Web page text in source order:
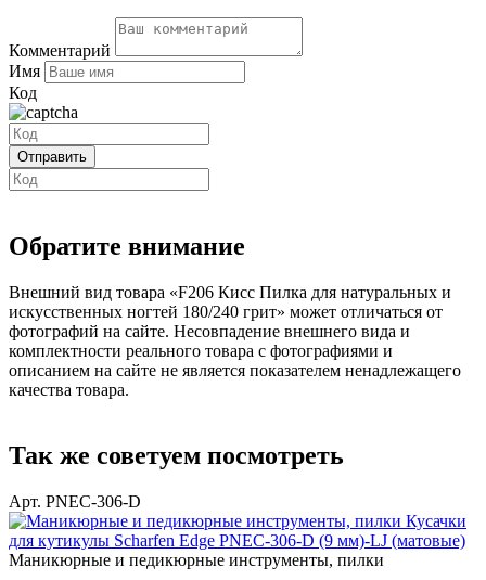
Комментарий
Имя
Код
Обратите внимание
Внешний вид товара «F206 Кисс Пилка для натуральных и
искусственных ногтей 180/240 грит» может отличаться от
фотографий на сайте. Несовпадение внешнего вида и
комплектности реального товара с фотографиями и
описанием на сайте не является показателем ненадлежащего
качества товара.
Так же советуем посмотреть
Арт. PNEC-306-D
Маникюрные и педикюрные инструменты, пилки